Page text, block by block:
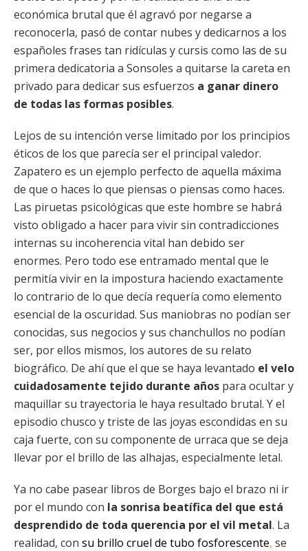
económica brutal que él agravó por negarse a
reconocerla, pasó de contar nubes y dedicarnos a los
españoles frases tan ridículas y cursis como las de su
primera dedicatoria a Sonsoles a quitarse la careta en
privado para dedicar sus esfuerzos a ganar dinero
de todas las formas posibles.
Lejos de su intención verse limitado por los principios
éticos de los que parecía ser el principal valedor.
Zapatero es un ejemplo perfecto de aquella máxima
de que o haces lo que piensas o piensas como haces.
Las piruetas psicológicas que este hombre se habrá
visto obligado a hacer para vivir sin contradicciones
internas su incoherencia vital han debido ser
enormes. Pero todo ese entramado mental que le
permitía vivir en la impostura haciendo exactamente
lo contrario de lo que decía requería como elemento
esencial de la oscuridad. Sus maniobras no podían ser
conocidas, sus negocios y sus chanchullos no podían
ser, por ellos mismos, los autores de su relato
biográfico. De ahí que el que se haya levantado el velo
cuidadosamente tejido durante años para ocultar y
maquillar su trayectoria le haya resultado brutal. Y el
episodio chusco y triste de las joyas escondidas en su
caja fuerte, con su componente de urraca que se deja
llevar por el brillo de las alhajas, especialmente letal.
Ya no cabe pasear libros de Borges bajo el brazo ni ir
por el mundo con la sonrisa beatífica del que está
desprendido de toda querencia por el vil metal. La
realidad, con su brillo cruel de tubo fosforescente, se